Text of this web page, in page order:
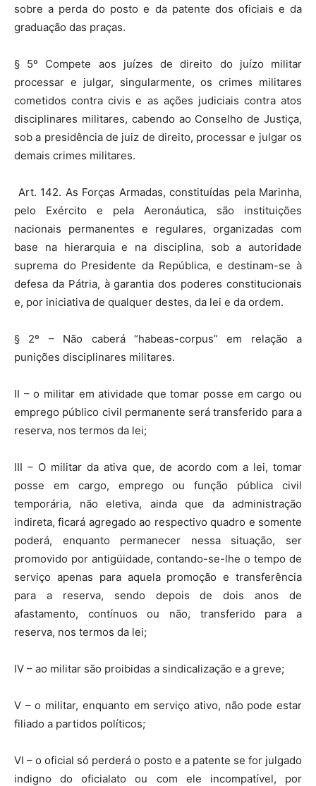
sobre a perda do posto e da patente dos oficiais e da
graduação das praças.
§ 5º Compete aos juízes de direito do juízo militar
processar e julgar, singularmente, os crimes militares
cometidos contra civis e as ações judiciais contra atos
disciplinares militares, cabendo ao Conselho de Justiça,
sob a presidência de juiz de direito, processar e julgar os
demais crimes militares.
Art. 142. As Forças Armadas, constituídas pela Marinha,
pelo Exército e pela Aeronáutica, são instituições
nacionais permanentes e regulares, organizadas com
base na hierarquia e na disciplina, sob a autoridade
suprema do Presidente da República, e destinam-se à
defesa da Pátria, à garantia dos poderes constitucionais
e, por iniciativa de qualquer destes, da lei e da ordem.
§ 2º – Não caberá “habeas-corpus” em relação a
punições disciplinares militares.
II – o militar em atividade que tomar posse em cargo ou
emprego público civil permanente será transferido para a
reserva, nos termos da lei;
III – O militar da ativa que, de acordo com a lei, tomar
posse em cargo, emprego ou função pública civil
temporária, não eletiva, ainda que da administração
indireta, ficará agregado ao respectivo quadro e somente
poderá, enquanto permanecer nessa situação, ser
promovido por antigüidade, contando-se-lhe o tempo de
serviço apenas para aquela promoção e transferência
para a reserva, sendo depois de dois anos de
afastamento, contínuos ou não, transferido para a
reserva, nos termos da lei;
IV – ao militar são proibidas a sindicalização e a greve;
V – o militar, enquanto em serviço ativo, não pode estar
filiado a partidos políticos;
VI – o oficial só perderá o posto e a patente se for julgado
indigno do oficialato ou com ele incompatível, por